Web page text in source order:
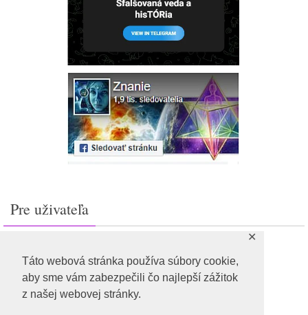
Táto webová stránka používa súbory cookie,
aby sme vám zabezpečili čo najlepší zážitok
z našej webovej stránky.
✕
Pre uživateľa
Feed záznamov
RSS feed komentárov
WordPress.org